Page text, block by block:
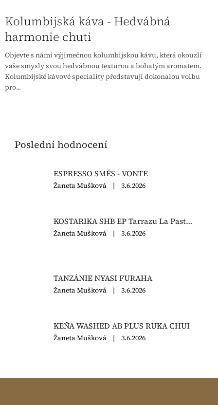
Kolumbijská káva - Hedvábná
harmonie chuti
Objevte s námi výjimečnou kolumbijskou kávu, která okouzlí
vaše smysly svou hedvábnou texturou a bohatým aromatem.
Kolumbijské kávové speciality představují dokonalou volbu
pro...
Poslední hodnocení
ESPRESSO SMĚS - VONTE
Hodnocení
z
5
Žaneta Mušková | 3.6.2026
KOSTARIKA SHB EP Tarrazu La Pastora
Hodnocení
5
hvězdiček.
Žaneta Mušková | 3.6.2026
TANZÁNIE NYASI FURAHA
Hodnocení
z
5
Žaneta Mušková | 3.6.2026
KEŇA WASHED AB PLUS RUKA CHUI
Hodnocení
Žaneta Mušková | 3.6.2026
Z